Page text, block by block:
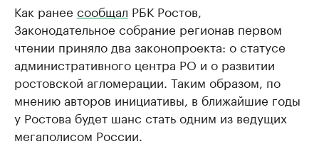
Как ранее сообщал РБК Ростов,
Законодательное собрание регионав первом
чтении приняло два законопроекта: о статусе
административного центра РО и о развитии
ростовской агломерации. Таким образом, по
мнению авторов инициативы, в ближайшие годы
у Ростова будет шанс стать одним из ведущих
мегаполисом России.